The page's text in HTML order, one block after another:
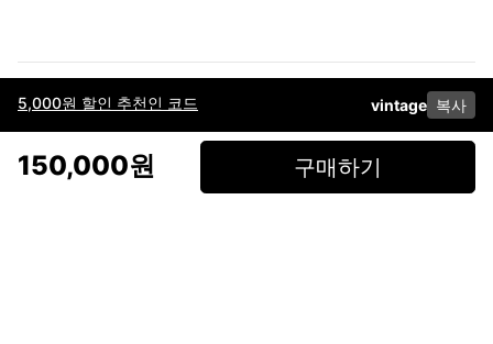
5,000원 할인 추천인 코드 vintage 복사
150,000원 구매하기
이용약관고객센터판매개인정보 처리방침사업자 정보다운로드
페이스북